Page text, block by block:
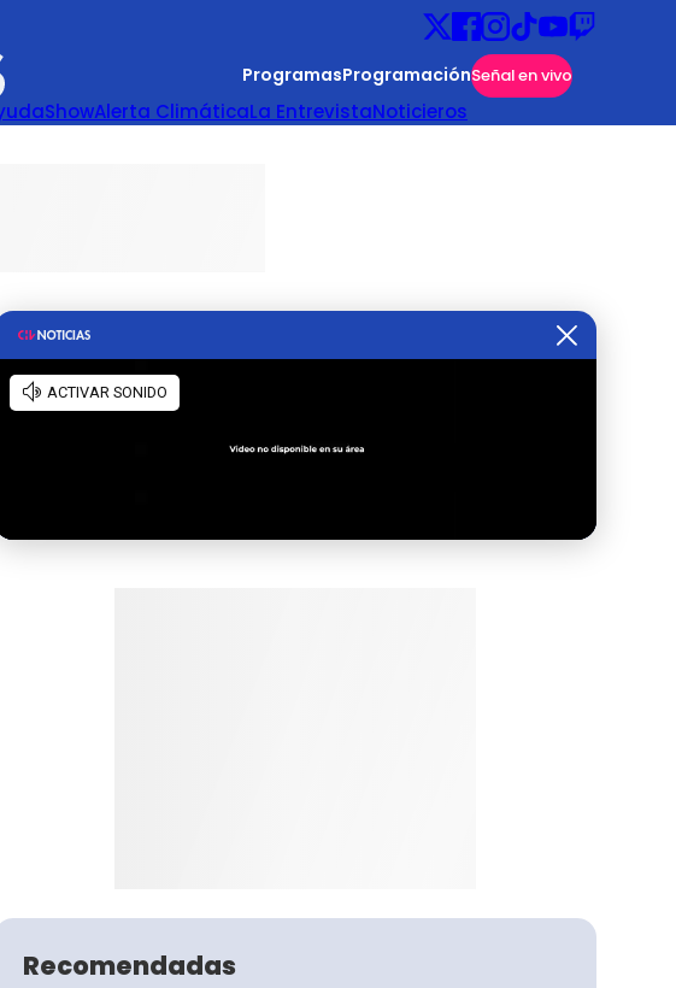
ProgramasProgramaciónSeñal en vivo
ShowAlerta ClimáticaLa EntrevistaNoticieros
Recomendadas